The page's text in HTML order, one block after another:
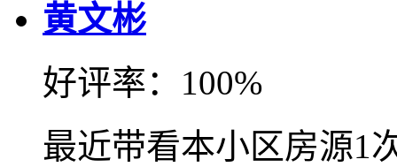
黄文彬
好评率：100%
最近带看本小区房源1